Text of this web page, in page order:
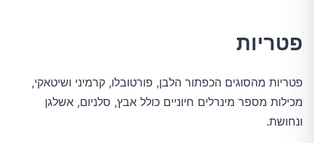
פטריות
פטריות מהסוגים הכפתור הלבן, פורטובלו, קרמיני ושיטאקי,
מכילות מספר מינרלים חיוניים כולל אבץ, סלניום, אשלגן
ונחושת.